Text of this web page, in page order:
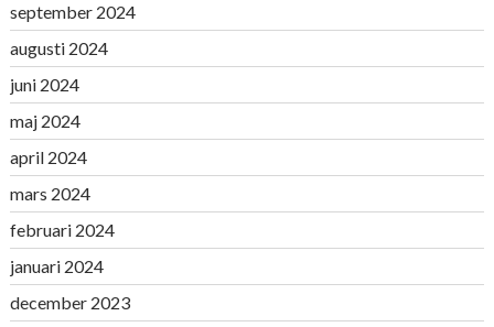
september 2024
augusti 2024
juni 2024
maj 2024
april 2024
mars 2024
februari 2024
januari 2024
december 2023